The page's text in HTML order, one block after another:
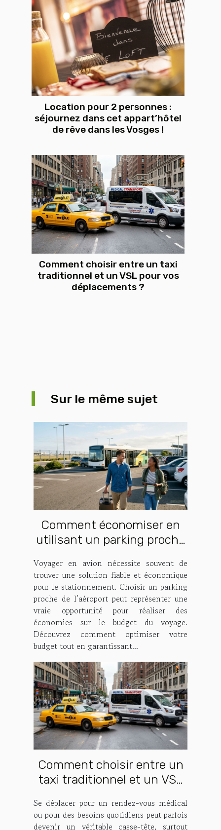
Location pour 2 personnes :
séjournez dans cet appart’hôtel
de rêve dans les Vosges !
Comment choisir entre un taxi
traditionnel et un VSL pour vos
déplacements ?
Sur le même sujet
Comment économiser en
utilisant un parking proche
Voyager en avion nécessite souvent de
trouver une solution fiable et économique
pour le stationnement. Choisir un parking
proche de l’aéroport peut représenter une
vraie opportunité pour réaliser des
économies sur le budget du voyage.
Découvrez comment optimiser votre
budget tout en garantissant...
Comment choisir entre un
taxi traditionnel et un VSL
Se déplacer pour un rendez-vous médical
ou pour des besoins quotidiens peut parfois
devenir un véritable casse-tête, surtout